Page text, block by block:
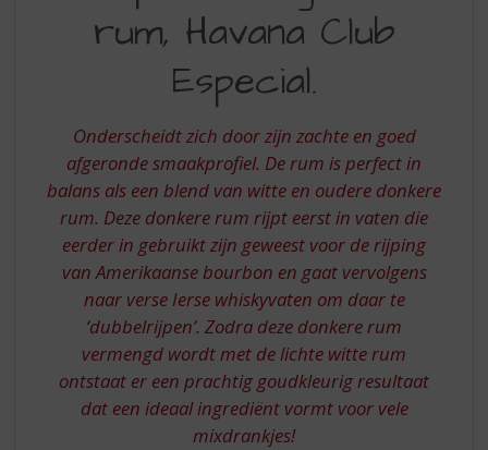
GOUDEN
CLUB
ESPECIAL
rum, Havana Club
Especial.
Onderscheidt zich door zijn zachte en goed
afgeronde smaakprofiel. De rum is perfect in
balans als een blend van witte en oudere donkere
rum. Deze donkere rum rijpt eerst in vaten die
eerder in gebruikt zijn geweest voor de rijping
van Amerikaanse bourbon en gaat vervolgens
naar verse Ierse whiskyvaten om daar te
‘dubbelrijpen’. Zodra deze donkere rum
vermengd wordt met de lichte witte rum
ontstaat er een prachtig goudkleurig resultaat
dat een ideaal ingrediënt vormt voor vele
mixdrankjes!